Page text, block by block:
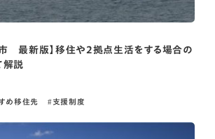
市 最新版】移住や2拠点生活をする場合の
解説
め移住先 支援制度